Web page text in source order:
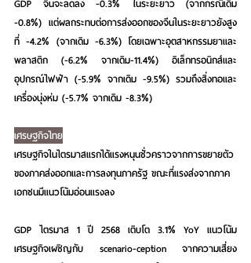
GDP จีนจะลดลง -0.3% ในระยะยาว (จากกรณีเดิม
-0.8%) แต่ผลกระทบต่อการส่งออกของจีนในระยะยาวยังสูง
ที่ -4.2% (จากเดิม -6.3%) โดยเฉพาะอุตสาหกรรมยาและ
พลาสติก (-6.2% จากเดิม-11.4%) อิเล็กทรอนิกส์และ
อุปกรณ์ไฟฟ้า (-5.9% จากเดิม -9.5%) รวมถึงสิ่งทอและ
เครื่องนุ่งห่ม (-5.7% จากเดิม -8.3%)
เศรษฐกิจไทย
เศรษฐกิจในไตรมาสแรกได้แรงหนุนชั่วคราวจากการขยายตัว
ของภาคส่งออกและการลงทุนภาครัฐ ขณะที่แรงส่งจากภาค
เอกชนมีแนวโน้มอ่อนแรงลง
GDP ไตรมาส 1 ปี 2568 เติบโต 3.1% YoY แนวโน้ม
เศรษฐกิจเผชิญกับ scenario-ception จากความเสี่ยง